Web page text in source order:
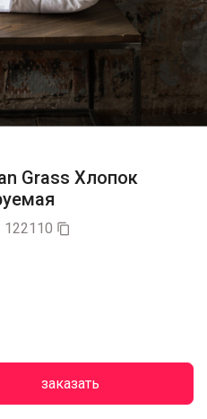
Grass Хлопок
122110 
заказать